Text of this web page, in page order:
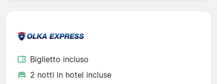
Biglietto incluso
2 notti in hotel incluse